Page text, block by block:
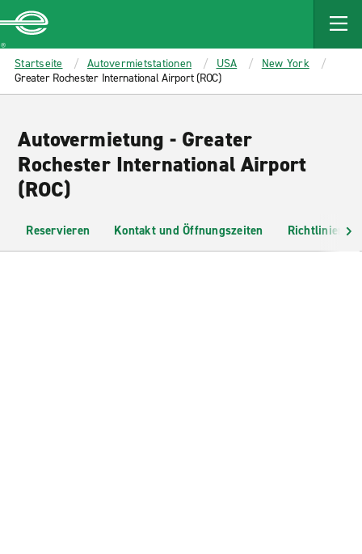
MAIN
CONTENT
Enterprise
Startseite Autovermietstationen USA
New York
Greater Rochester International Airport (ROC)
Autovermietung - Greater
Rochester International Airport
(ROC)
Reservieren Kontakt und Öffnungszeiten Richtlinien